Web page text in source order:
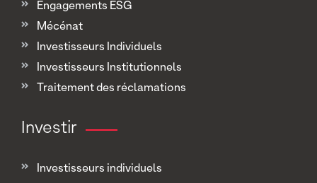
Engagements ESG
Mécénat
Investisseurs Individuels
Investisseurs Institutionnels
Traitement des réclamations
Investir
Investisseurs individuels